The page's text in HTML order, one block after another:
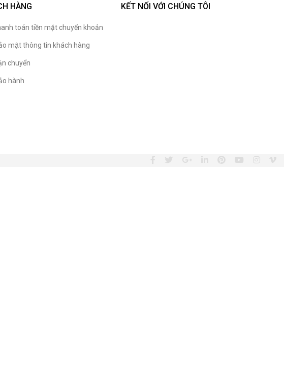
HÀNG
toán tiền mặt chuyển khoản
mật thông tin khách hàng
chuyển
hành
KẾT NỐI VỚI CHÚNG TÔI